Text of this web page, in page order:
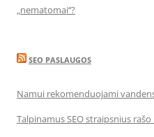
„nematomai‘‘?
SEO PASLAUGOS
Namui rekomenduojami
Talpinamus SEO straipsnius